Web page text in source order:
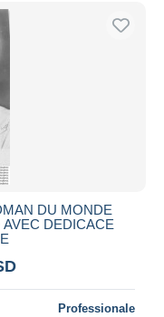
DU MONDE
DEDICACE
Professionale